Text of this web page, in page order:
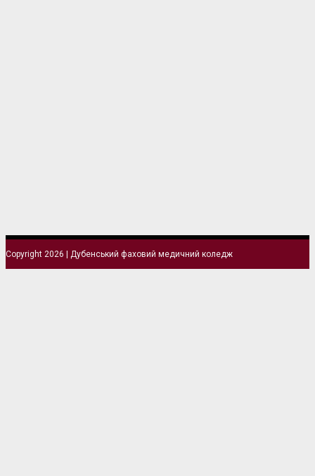
Copyright 2026 | Дубенський фаховий медичний коледж